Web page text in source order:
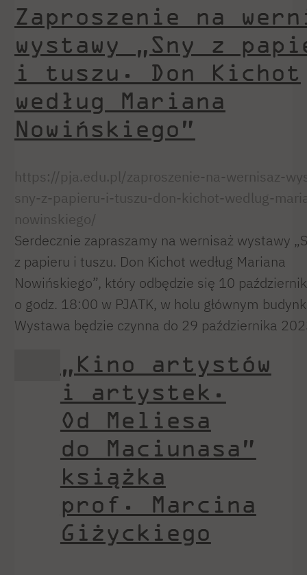
Zaproszenie na
wystawy „Sny z
i tuszu. Don Kichot
według Mariana
Nowińskiego”
https://pja.edu.pl/zaproszenie-na-wernisaz-
sny-z-papieru-i-tuszu-don-kichot-wedlug-
nowinskiego/
Serdecznie zapraszamy na wernisaż wystawy
z papieru i tuszu. Don Kichot według Mariana
Nowińskiego”, który odbędzie się 10
o godz. 18:00 w PJATK, w holu głównym
Wystawa będzie czynna do 29 października
„Kino artystów
i artystek.
Od Meliesa
do Maciunasa”
książka
prof. Marcina
Giżyckiego